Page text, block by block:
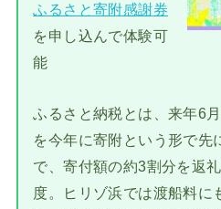
ふるさと寄附感謝券
を申し込んで体験可
能
ふるさと納税とは、来年6
を今年に寄附という形で先
で、寄付額の約3割分を返
度。ヒリゾ浜では渡船料に